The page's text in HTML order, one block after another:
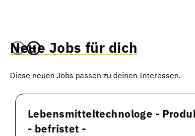
Neue Jobs für dich
Diese neuen Jobs passen zu deinen Interessen.
Lebensmitteltechnologe -
- befristet -